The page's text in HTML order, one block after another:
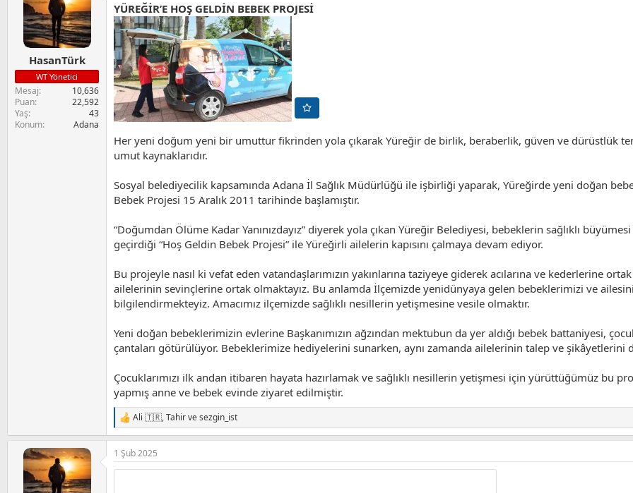
l
e
r
:
HasanTürk
WT Yönetici
Mesaj
10,636
Puan
22,592
Yaş
43
Konum
Adana
YÜREĞİR’E HOŞ GELDİN BEBEK PROJESİ
Her yeni doğum yeni bir umuttur fikrinden yola çıkarak Yüreğir de birlik, beraberlik, güven ve dürüstlük
umut kaynaklarıdır.
Sosyal belediyecilik kapsamında Adana İl Sağlık Müdürlüğü ile işbirliği yaparak, Yüreğirde yeni doğan
Bebek Projesi 15 Aralık 2011 tarihinde başlamıştır.
“Doğumdan Ölüme Kadar Yanınızdayız” diyerek yola çıkan Yüreğir Belediyesi, bebeklerin sağlıklı
geçirdiği “Hoş Geldin Bebek Projesi” ile Yüreğirli ailelerin kapısını çalmaya devam ediyor.
Bu projeyle nasıl ki vefat eden vatandaşlarımızın yakınlarına taziyeye giderek acılarına ve kederlerine
ailelerinin sevinçlerine ortak olmaktayız. Bu anlamda İlçemizde yenidünyaya gelen bebeklerimizi ve
bilgilendirmekteyiz. Amacımız ilçemizde sağlıklı nesillerin yetişmesine vesile olmaktır.
Yeni doğan bebeklerimizin evlerine Başkanımızın ağzından mektubun da yer aldığı bebek battaniyesi,
çantaları götürülüyor. Bebeklerimize hediyelerini sunarken, aynı zamanda ailelerinin talep ve şikâyetlerini
Çocuklarımızı ilk andan itibaren hayata hazırlamak ve sağlıklı nesillerin yetişmesi için yürüttüğümüz bu
yapmış anne ve bebek evinde ziyaret edilmiştir.
T
e
p
k
i
Ali 🇹🇷,Tahirvesezgin_ist
1 Şub 2025